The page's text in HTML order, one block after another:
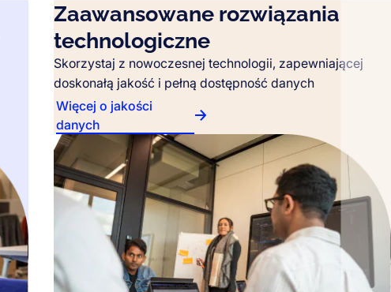
Zaawansowane rozwiązania
technologiczne
Skorzystaj z nowoczesnej technologii, zapewniającej
doskonałą jakość i pełną dostępność danych
Więcej o jakości
danych